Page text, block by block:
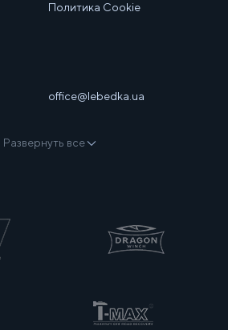
Политика Cookie
office@lebedka.ua
Развернуть все